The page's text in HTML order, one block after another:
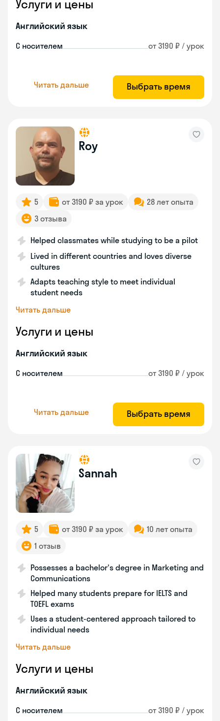
Услуги и цены
Английский язык
С носителем от 3190 ₽ / урок
Читать дальше Выбрать время
Roy
5 от 3190 ₽ за урок
28 лет опыта
3 отзыва
Helped classmates while studying to be a pilot
Lived in different countries and loves diverse
cultures
Adapts teaching style to meet individual
student needs
Читать дальше
Услуги и цены
Английский язык
С носителем от 3190 ₽ / урок
Читать дальше Выбрать время
Sannah
5 от 3190 ₽ за урок
10 лет опыта
1 отзыв
Possesses a bachelor's degree in Marketing and
Communications
Helped many students prepare for IELTS and
TOEFL exams
Uses a student-centered approach tailored to
individual needs
Читать дальше
Услуги и цены
Английский язык
С носителем от 3190 ₽ / урок